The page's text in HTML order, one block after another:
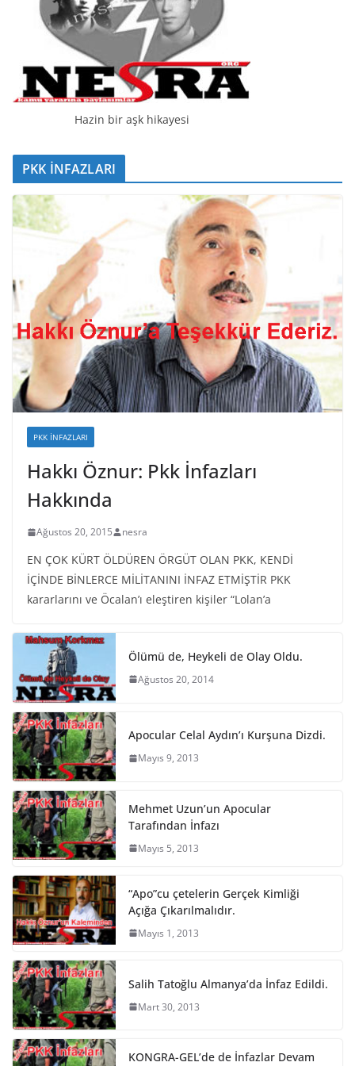
Hazin bir aşk hikayesi
PKK İNFAZLARI
PKK İNFAZLARI
Hakkı Öznur: Pkk İnfazları
Hakkında
Ağustos 20, 2015 nesra
EN ÇOK KÜRT ÖLDÜREN ÖRGÜT OLAN PKK, KENDİ
İÇİNDE BİNLERCE MİLİTANINI İNFAZ ETMİŞTİR PKK
kararlarını ve Öcalan’ı eleştiren kişiler “Lolan’a
Ölümü de, Heykeli de Olay Oldu.
Ağustos 20, 2014
Apocular Celal Aydın’ı Kurşuna Dizdi.
Mayıs 9, 2013
Mehmet Uzun’un Apocular
Tarafından İnfazı
Mayıs 5, 2013
“Apo”cu çetelerin Gerçek Kimliği
Açığa Çıkarılmalıdır.
Mayıs 1, 2013
Salih Tatoğlu Almanya’da İnfaz Edildi.
Mart 30, 2013
KONGRA-GEL’de de İnfazlar Devam